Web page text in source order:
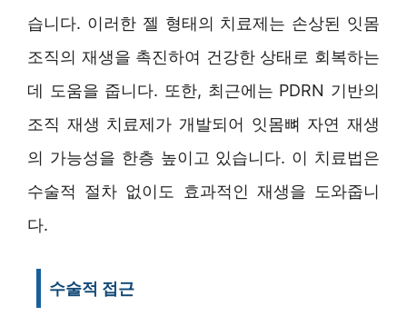
습니다. 이러한 젤 형태의 치료제는 손상된 잇몸
조직의 재생을 촉진하여 건강한 상태로 회복하는
데 도움을 줍니다. 또한, 최근에는 PDRN 기반의
조직 재생 치료제가 개발되어 잇몸뼈 자연 재생
의 가능성을 한층 높이고 있습니다. 이 치료법은
수술적 절차 없이도 효과적인 재생을 도와줍니
다.
수술적 접근